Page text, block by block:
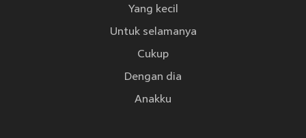
Yang kecil
Untuk selamanya
Cukup
Dengan dia
Anakku